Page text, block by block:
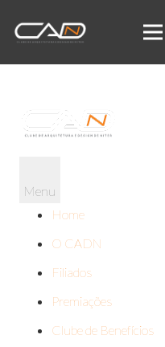
Menu
Home
O CADN
Filiados
Premiações
Clube de Benefícios